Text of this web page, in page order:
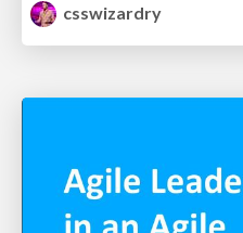
csswizardry